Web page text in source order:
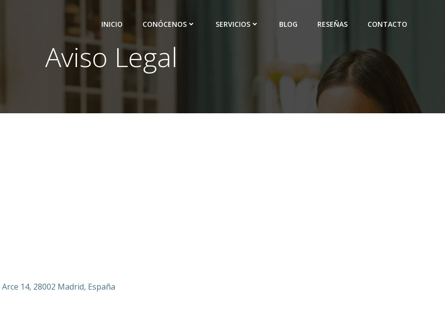
INICIO CONÓCENOS SERVICIOS BLOG RESEÑAS CONTACTO
Aviso Legal
14, 28002 Madrid, España